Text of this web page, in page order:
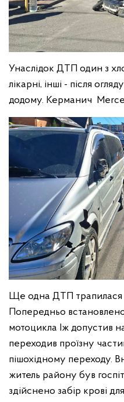
Унаслідок ДТП один з
лікарні, інші - після
додому. Керманич
Ще одна ДТП трапилася
Попередньо
мотоцикла Іж допустив
переходив проїзну
пішохідному переходу.
житель району був
здійснено забір крові